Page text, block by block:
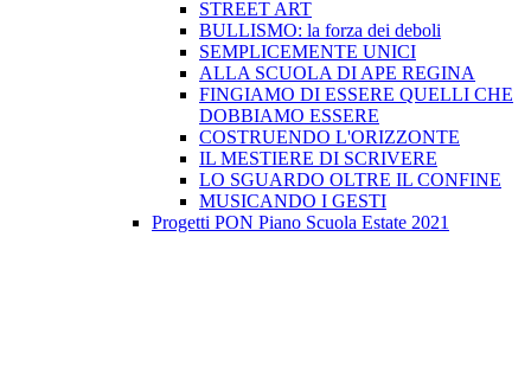
STREET ART
BULLISMO: la forza dei deboli
SEMPLICEMENTE UNICI
ALLA SCUOLA DI APE REGINA
FINGIAMO DI ESSERE QUELLI CHE
DOBBIAMO ESSERE
COSTRUENDO L'ORIZZONTE
IL MESTIERE DI SCRIVERE
LO SGUARDO OLTRE IL CONFINE
MUSICANDO I GESTI
Progetti PON Piano Scuola Estate 2021